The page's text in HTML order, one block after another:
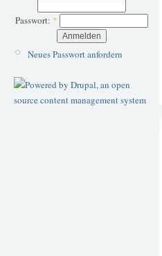
Passwort: *
Neues Passwort anfordern